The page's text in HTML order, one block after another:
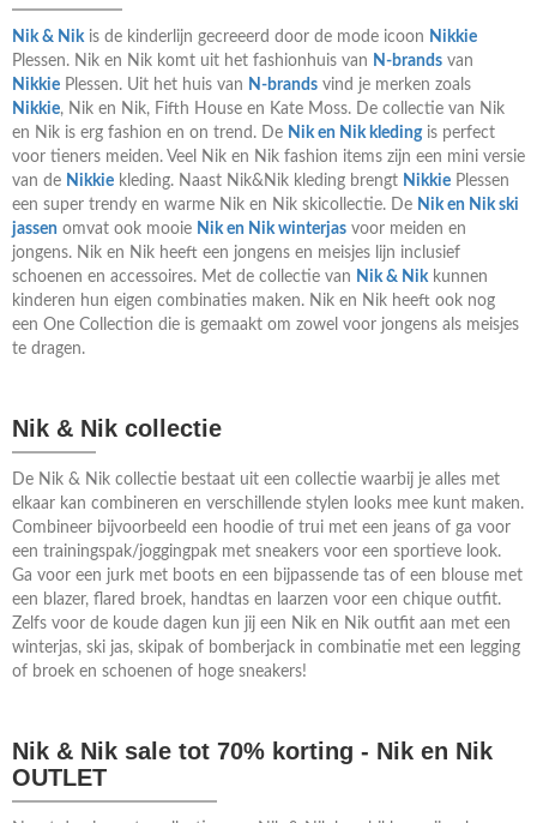
Nik & Nik is de kinderlijn gecreeerd door de mode icoon Nikkie
Plessen. Nik en Nik komt uit het fashionhuis van N-brands van
Nikkie Plessen. Uit het huis van N-brands vind je merken zoals
Nikkie, Nik en Nik, Fifth House en Kate Moss. De collectie van Nik
en Nik is erg fashion en on trend. De Nik en Nik kledingis perfect
voor tieners meiden. Veel Nik en Nik fashion items zijn een mini versie
van de Nikkie kleding. Naast Nik&Nik kleding brengt Nikkie Plessen
een super trendy en warme Nik en Nik skicollectie. De Nik en Nik ski
jassen omvat ook mooie Nik en Nik winterjas voor meiden en
jongens. Nik en Nik heeft een jongens en meisjes lijn inclusief
schoenen en accessoires. Met de collectie van Nik & Nik kunnen
kinderen hun eigen combinaties maken. Nik en Nik heeft ook nog
een One Collection die is gemaakt om zowel voor jongens als meisjes
te dragen.
Nik & Nik collectie
De Nik & Nik collectie bestaat uit een collectie waarbij je alles met
elkaar kan combineren en verschillende stylen looks mee kunt maken.
Combineer bijvoorbeeld een hoodie of trui met een jeans of ga voor
een trainingspak/joggingpak met sneakers voor een sportieve look.
Ga voor een jurk met boots en een bijpassende tas of een blouse met
een blazer, flared broek, handtas en laarzen voor een chique outfit.
Zelfs voor de koude dagen kun jij een Nik en Nik outfit aan met een
winterjas, ski jas, skipak of bomberjack in combinatie met een legging
of broek en schoenen of hoge sneakers!
Nik & Nik sale tot 70% korting - Nik en Nik
OUTLET